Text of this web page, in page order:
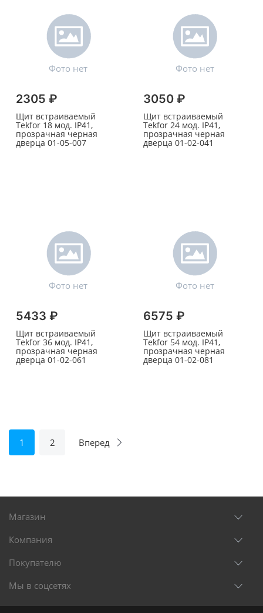
2305 ₽
Щит встраиваемый
Tekfor 18 мод. IP41,
прозрачная черная
дверца 01-05-007
3050 ₽
Щит встраиваемый
Tekfor 24 мод. IP41,
прозрачная черная
дверца 01-02-041
5433 ₽
Щит встраиваемый
Tekfor 36 мод. IP41,
прозрачная черная
дверца 01-02-061
6575 ₽
Щит встраиваемый
Tekfor 54 мод. IP41,
прозрачная черная
дверца 01-02-081
1 2 Вперед
Магазин
Компания
Покупателю
Мы в соцсетях